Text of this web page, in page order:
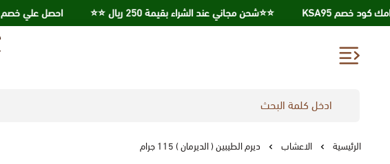
⭐️⭐️شحن مجاني عند الشراء بقيمة 250 ريال ⭐️⭐️ احصل علي خصم 10% عند استخدامك كود خصم KSA95
الرئيسية الاعشاب ديرم الطيبين ( الديرمان ) 115 جرام